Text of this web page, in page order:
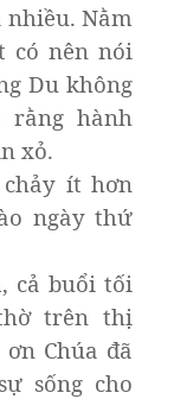
Nằm
có nên nói
Du không
hành
xỏ.
ít hơn
ngày thứ
cả buổi tối
trên thị
Chúa đã
sống cho